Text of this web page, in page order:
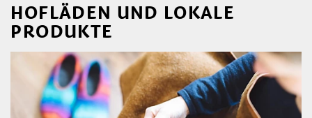
HOFLÄDEN UND LOKALE
PRODUKTE